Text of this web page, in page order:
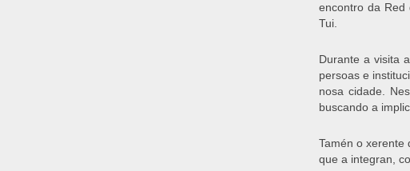
encontro da Red
Tui.
Durante a visita
persoas e
nosa cidade.
buscando a
Tamén o xerente
que a integran,